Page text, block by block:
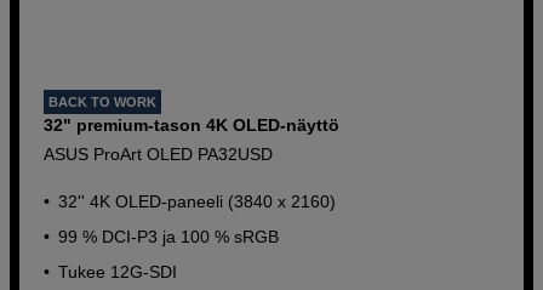
BACK TO WORK
32" premium-tason 4K OLED-näyttö
ASUS ProArt OLED PA32USD
32'' 4K OLED-paneeli (3840 x 2160)
99 % DCI-P3 ja 100 % sRGB
Tukee 12G-SDI